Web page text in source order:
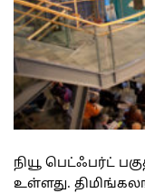
நியூ பெட்ஃபர்ட்
உள்ளது.